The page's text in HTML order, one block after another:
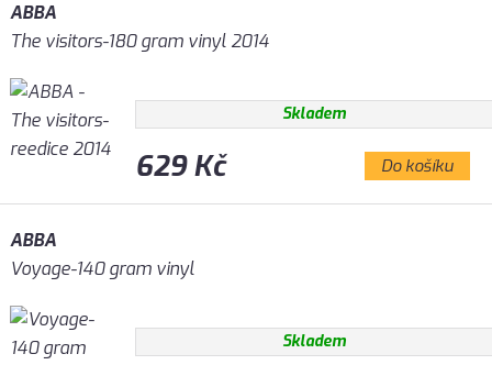
ABBA
The visitors-180 gram vinyl 2014
Skladem
629 Kč Do košíku
ABBA
Voyage-140 gram vinyl
Skladem